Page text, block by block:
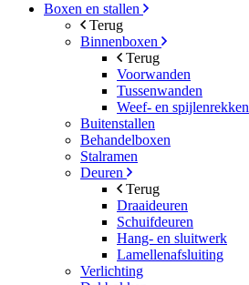
Boxen en stallen
Terug
Binnenboxen
Terug
Voorwanden
Tussenwanden
Weef- en spijlenrekken
Buitenstallen
Behandelboxen
Stalramen
Deuren
Terug
Draaideuren
Schuifdeuren
Hang- en sluitwerk
Lamellenafsluiting
Verlichting